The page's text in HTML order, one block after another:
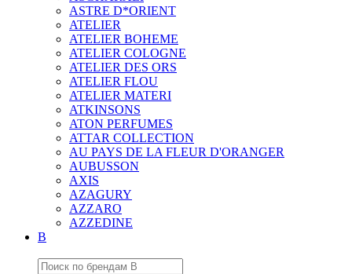
ASTRE D*ORIENT
ATELIER
ATELIER BOHEME
ATELIER COLOGNE
ATELIER DES ORS
ATELIER FLOU
ATELIER MATERI
ATKINSONS
ATON PERFUMES
ATTAR COLLECTION
AU PAYS DE LA FLEUR D'ORANGER
AUBUSSON
AXIS
AZAGURY
AZZARO
AZZEDINE
B